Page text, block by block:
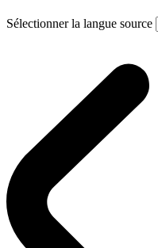
Sélectionner la langue source